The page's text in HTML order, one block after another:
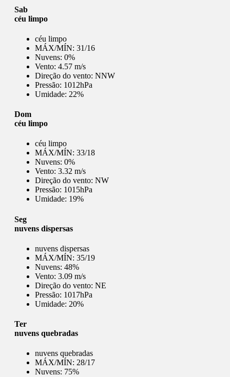
Sab
céu limpo
céu limpo
MÁX/MÍN: 31/16
Nuvens: 0%
Vento: 4.57 m/s
Direção do vento: NNW
Pressão: 1012hPa
Umidade: 22%
Dom
céu limpo
céu limpo
MÁX/MÍN: 33/18
Nuvens: 0%
Vento: 3.32 m/s
Direção do vento: NW
Pressão: 1015hPa
Umidade: 19%
Seg
nuvens dispersas
nuvens dispersas
MÁX/MÍN: 35/19
Nuvens: 48%
Vento: 3.09 m/s
Direção do vento: NE
Pressão: 1017hPa
Umidade: 20%
Ter
nuvens quebradas
nuvens quebradas
MÁX/MÍN: 28/17
Nuvens: 75%